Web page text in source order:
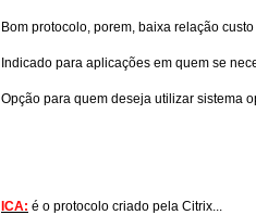
Bom protocolo, porem, baixa relação
Indicado para aplicações em quem se
Opção para quem deseja utilizar sistema
ICA: é o protocolo criado pela Citrix...